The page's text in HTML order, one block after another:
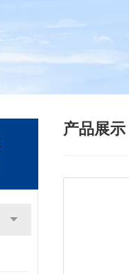
产品展示